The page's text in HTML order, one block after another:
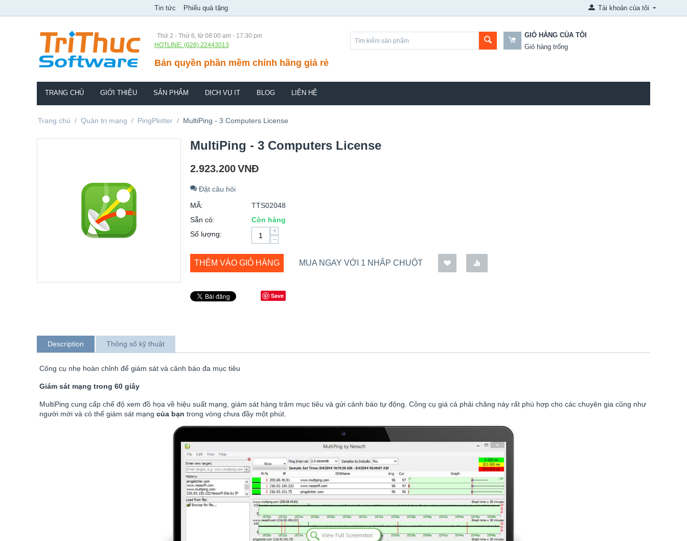
Tin tức Phiếu quà tặng Tài khoản của tôi
Thứ 2 - Thứ 6, từ 08:00 am - 17:30 pm
HOTLINE: (028) 22443013
Bản quyền phần mềm chính hãng giá rẻ
GIỎ HÀNG CỦA TÔI
Giỏ hàng trống
TRANG CHỦ GIỚI THIỆU SẢN PHẨM DỊCH VỤ IT BLOG LIÊN HỆ
Trang chủ / Quản trị mạng / PingPlotter / MultiPing - 3 Computers License
MultiPing - 3 Computers License
2.923.200VNĐ
Đặt câu hỏi
MÃ:
TTS02048
Sẵn có:
Còn hàng
Số lượng:
+
−
THÊM VÀO GIỎ HÀNG MUA NGAY VỚI 1 NHẤP CHUỘT
Save
Description Thông số kỹ thuật
Công cụ nhẹ hoàn chỉnh để giám sát và cảnh báo đa mục tiêu
Giám sát mạng trong 60 giây
MultiPing cung cấp chế độ xem đồ họa về hiệu suất mạng, giám sát hàng trăm mục tiêu và gửi cảnh báo tự động. Công cụ giá cả phải chăng này rất phù hợp cho các chuyên gia cũng như
người mới và có thể giám sát mạng của bạn trong vòng chưa đầy một phút.